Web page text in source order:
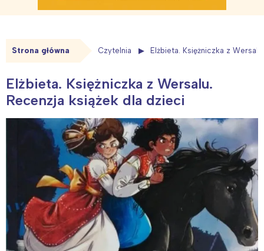
Strona główna Czytelnia Elżbieta. Księżniczka z
Elżbieta. Księżniczka z Wersalu.
Recenzja książek dla dzieci